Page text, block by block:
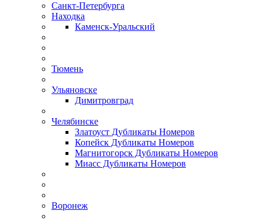
Санкт-Петербурга
Находка
Каменск-Уральский
Тюмень
Ульяновске
Димитровград
Челябинске
Златоуст Дубликаты Номеров
Копейск Дубликаты Номеров
Магнитогорск Дубликаты Номеров
Миасс Дубликаты Номеров
Воронеж